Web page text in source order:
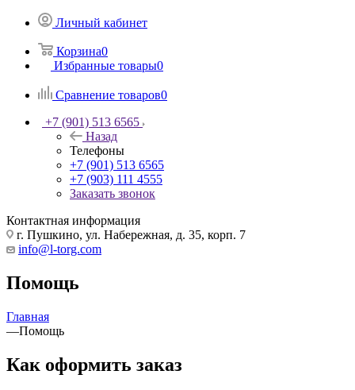
Личный кабинет
Корзина0
Избранные товары0
Сравнение товаров0
+7 (901) 513 6565
Назад
Телефоны
+7 (901) 513 6565
+7 (903) 111 4555
Заказать звонок
Контактная информация
г. Пушкино, ул. Набережная, д. 35, корп. 7
info@l-torg.com
Помощь
Главная
—Помощь
Как оформить заказ